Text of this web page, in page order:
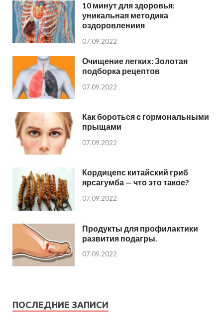
10 минут для здоровья:
уникальная методика
оздоровлениия
07.09.2022
Очищение легких: Золотая
подборка рецептов
07.09.2022
Как бороться с гормональными
прыщами
07.09.2022
Кордицепс китайский гриб
ярсагумба — что это такое?
07.09.2022
Продукты для профилактики
развития подагры.
07.09.2022
ПОСЛЕДНИЕ ЗАПИСИ